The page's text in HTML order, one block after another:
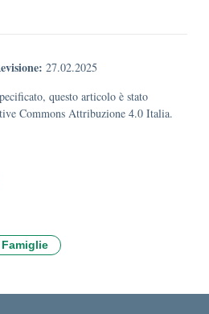
27.02.2025
questo articolo è stato
Commons Attribuzione 4.0 Italia.